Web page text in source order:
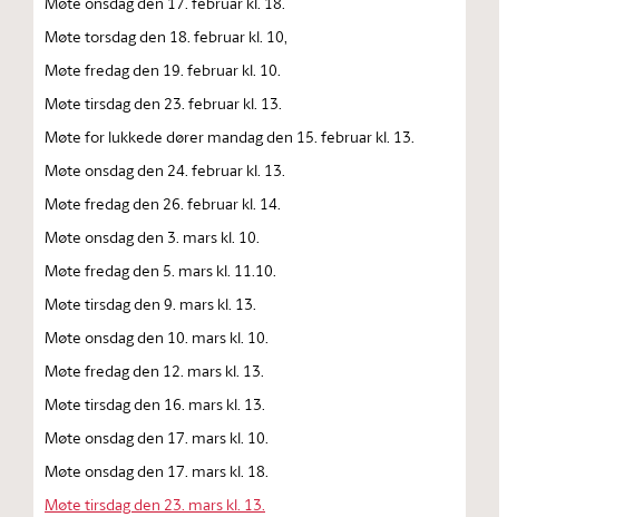
Møte torsdag den 18. februar kl. 10,
Møte fredag den 19. februar kl. 10.
Møte tirsdag den 23. februar kl. 13.
Møte for lukkede dører mandag den 15. februar kl. 13.
Møte onsdag den 24. februar kl. 13.
Møte fredag den 26. februar kl. 14.
Møte onsdag den 3. mars kl. 10.
Møte fredag den 5. mars kl. 11.10.
Møte tirsdag den 9. mars kl. 13.
Møte onsdag den 10. mars kl. 10.
Møte fredag den 12. mars kl. 13.
Møte tirsdag den 16. mars kl. 13.
Møte onsdag den 17. mars kl. 10.
Møte onsdag den 17. mars kl. 18.
Møte tirsdag den 23. mars kl. 13.